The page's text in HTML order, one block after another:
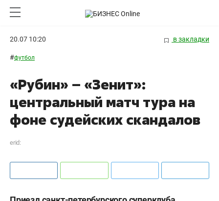
20.07 10:20 в закладки
#футбол
«Рубин» – «Зенит»:
центральный матч тура на
фоне судейских скандалов
erid: